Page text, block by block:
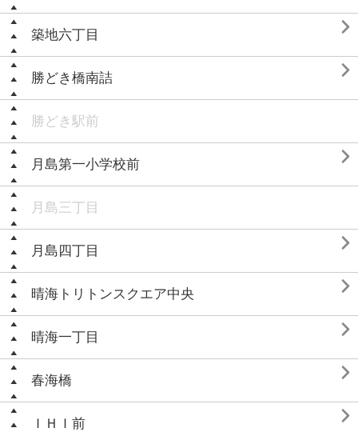
築地六丁目 
勝どき橋南詰 
勝どき駅前
月島第一小学校前 
月島三丁目
月島四丁目 
晴海トリトンスクエア中央 
晴海一丁目 
春海橋 
ＩＨＩ前 